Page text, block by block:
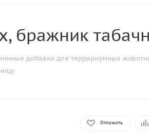
бражник
добавки для террариумных
Отложить